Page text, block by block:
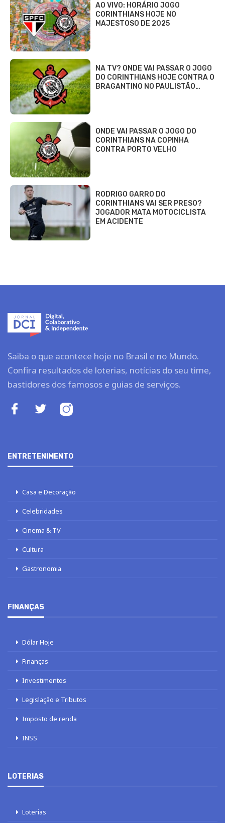
AO VIVO: HORÁRIO JOGO
CORINTHIANS HOJE NO
MAJESTOSO DE 2025
NA TV? ONDE VAI PASSAR O JOGO
DO CORINTHIANS HOJE CONTRA O
BRAGANTINO NO PAULISTÃO…
ONDE VAI PASSAR O JOGO DO
CORINTHIANS NA COPINHA
CONTRA PORTO VELHO
RODRIGO GARRO DO
CORINTHIANS VAI SER PRESO?
JOGADOR MATA MOTOCICLISTA
EM ACIDENTE
Saiba o que acontece hoje no Brasil e no Mundo.
Confira resultados de loterias, notícias do seu time,
bastidores dos famosos e guias de serviços.
ENTRETENIMENTO
Casa e Decoração
Celebridades
Cinema & TV
Cultura
Gastronomia
FINANÇAS
Dólar Hoje
Finanças
Investimentos
Legislação e Tributos
Imposto de renda
INSS
LOTERIAS
Loterias